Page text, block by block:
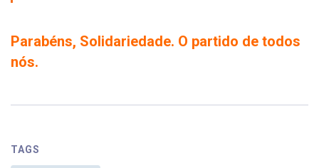
Parabéns, Solidariedade. O partido de todos
nós.
TAGS